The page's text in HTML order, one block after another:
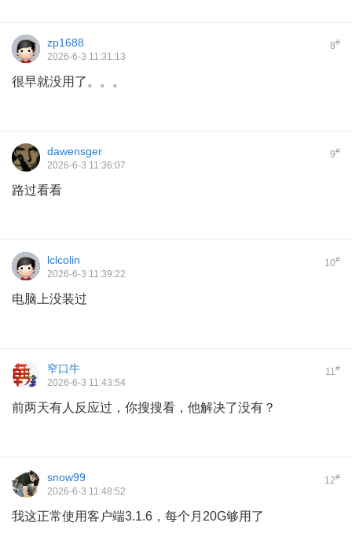
8#
zp1688
2026-6-3 11:31:13
很早就没用了。。。
9#
dawensger
2026-6-3 11:36:07
路过看看
10#
lclcolin
2026-6-3 11:39:22
电脑上没装过
11#
窄口牛
2026-6-3 11:43:54
前两天有人反应过，你搜搜看，他解决了没有？
12#
snow99
2026-6-3 11:48:52
我这正常使用客户端3.1.6，每个月20G够用了